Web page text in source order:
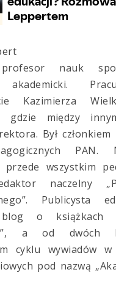
nauk
akademicki.
Kazimierza
gdzie między
Był członkiem
PAN.
przede wszystkim
naczelny
Publicysta
blog o książkach
a od
cyklu wywiadów w
pod nazwą